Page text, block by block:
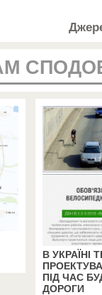
В УКРАЇНІ
ПІД ЧАС
ДОРОГИ